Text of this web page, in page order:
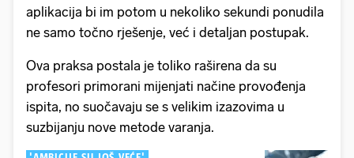
aplikacija bi im potom u nekoliko sekundi ponudila
ne samo točno rješenje, već i detaljan postupak.
Ova praksa postala je toliko raširena da su
profesori primorani mijenjati načine provođenja
ispita, no suočavaju se s velikim izazovima u
suzbijanju nove metode varanja.